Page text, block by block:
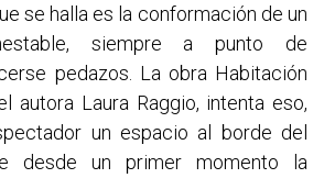
se halla es la conformación de un
siempre a punto de
pedazos. La obra Habitación
autora Laura Raggio, intenta eso,
un espacio al borde del
desde un primer momento la